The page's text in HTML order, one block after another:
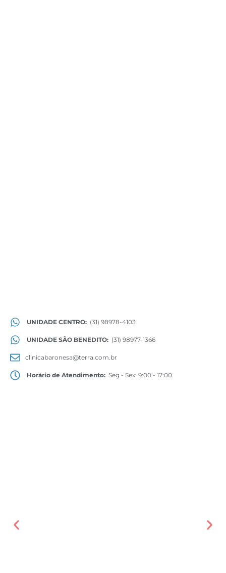
UNIDADE CENTRO: (31) 98978-4103
UNIDADE SÃO BENEDITO: (31) 98977-1366
clinicabaronesa@terra.com.br
Horário de Atendimento: Seg - Sex: 9:00 - 17:00